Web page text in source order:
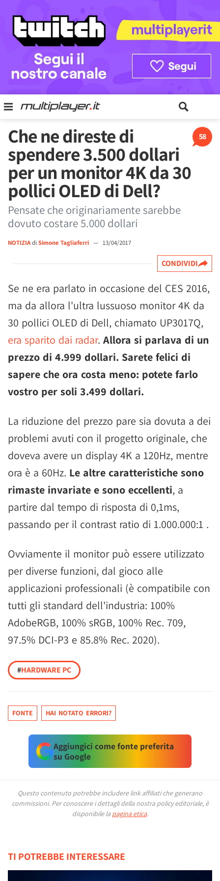
58
Che ne direste di
spendere 3.500 dollari
per un monitor 4K da 30
pollici OLED di Dell?
Pensate che originariamente sarebbe
dovuto costare 5.000 dollari
NOTIZIAdi Simone Tagliaferri — 13/04/2017
CONDIVIDI
Se ne era parlato in occasione del CES 2016,
ma da allora l'ultra lussuoso monitor 4K da
30 pollici OLED di Dell, chiamato UP3017Q,
era sparito dai radar. Allora si parlava di un
prezzo di 4.999 dollari. Sarete felici di
sapere che ora costa meno: potete farlo
vostro per soli 3.499 dollari.
La riduzione del prezzo pare sia dovuta a dei
problemi avuti con il progetto originale, che
doveva avere un display 4K a 120Hz, mentre
ora è a 60Hz. Le altre caratteristiche sono
rimaste invariate e sono eccellenti, a
partire dal tempo di risposta di 0,1ms,
passando per il contrast ratio di 1.000.000:1 .
Ovviamente il monitor può essere utilizzato
per diverse funzioni, dal gioco alle
applicazioni professionali (è compatibile con
tutti gli standard dell'industria: 100%
AdobeRGB, 100% sRGB, 100% Rec. 709,
97.5% DCI-P3 e 85.8% Rec. 2020).
#HARDWARE PC
FONTE HAI NOTATO ERRORI?
Aggiungici come fonte preferita
su Google
Questo contenuto potrebbe includere link affiliati che generano
commissioni. Per conoscere i dettagli della nostra policy editoriale, è
disponibile la pagina etica.
TI POTREBBE INTERESSARE